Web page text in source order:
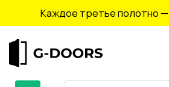
Каждое третье полотно —